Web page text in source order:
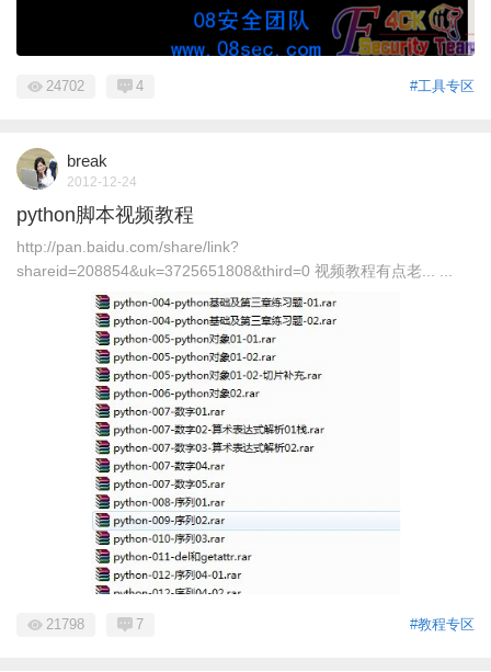
#工具专区
24702 4
break
2012-12-24
python脚本视频教程
http://pan.baidu.com/share/link?
shareid=208854&uk=3725651808&third=0 视频教程有点老... ...
#教程专区
21798 7